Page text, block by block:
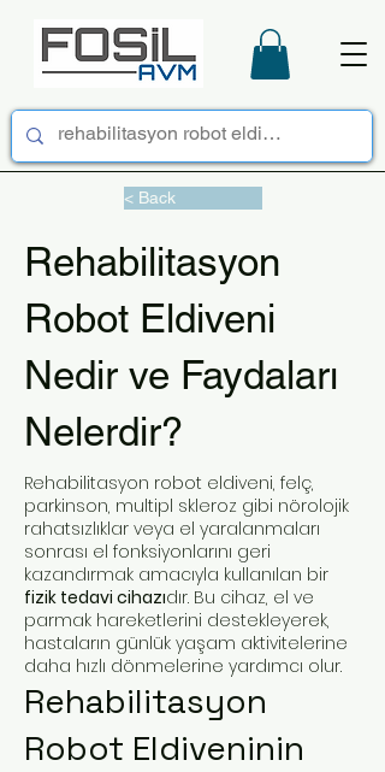
< Back
Rehabilitasyon
Robot Eldiveni
Nedir ve Faydaları
Nelerdir?
Rehabilitasyon robot eldiveni, felç,
parkinson, multipl skleroz gibi nörolojik
rahatsızlıklar veya el yaralanmaları
sonrası el fonksiyonlarını geri
kazandırmak amacıyla kullanılan bir
fizik tedavi cihazıdır. Bu cihaz, el ve
parmak hareketlerini destekleyerek,
hastaların günlük yaşam aktivitelerine
daha hızlı dönmelerine yardımcı olur.
Rehabilitasyon
Robot Eldiveninin